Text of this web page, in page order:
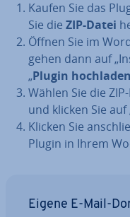
Kaufen Sie das
Sie die ZIP-Datei
Öffnen Sie im
gehen dann auf
„Plugin hochladen
Wählen Sie die
und klicken Sie auf
Klicken Sie
Plugin in Ihrem
Eigene E-Mail-